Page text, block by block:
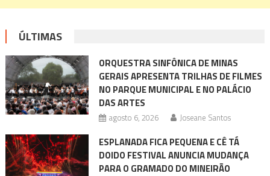
ÚLTIMAS
ORQUESTRA SINFÔNICA DE MINAS
GERAIS APRESENTA TRILHAS DE FILMES
NO PARQUE MUNICIPAL E NO PALÁCIO
DAS ARTES
agosto 6, 2026 Joseane Santos
ESPLANADA FICA PEQUENA E CÊ TÁ
DOIDO FESTIVAL ANUNCIA MUDANÇA
PARA O GRAMADO DO MINEIRÃO